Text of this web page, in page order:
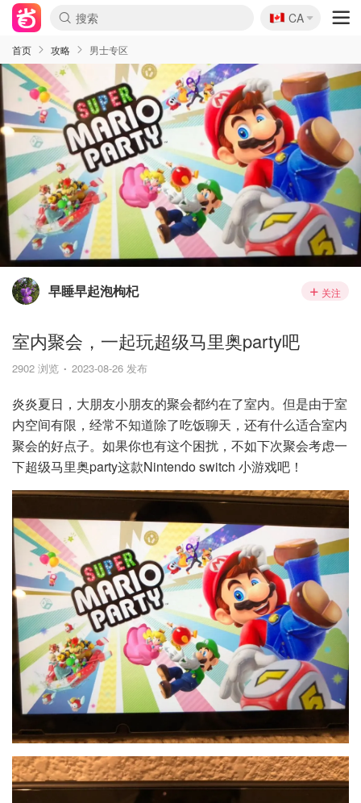
🇨🇦
CA
首页 攻略 男士专区
早睡早起泡枸杞 关注
室内聚会，一起玩超级马里奥party吧
2902 浏览 2023-08-26 发布
炎炎夏日，大朋友小朋友的聚会都约在了室内。但是由于室
内空间有限，经常不知道除了吃饭聊天，还有什么适合室内
聚会的好点子。如果你也有这个困扰，不如下次聚会考虑一
下超级马里奥party这款Nintendo switch 小游戏吧！